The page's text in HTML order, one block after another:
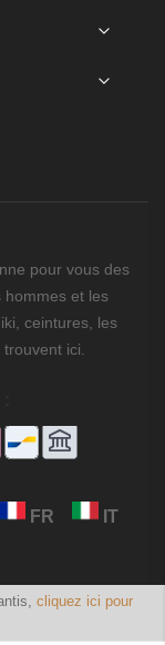
pour vous des
hommes et les
ceintures, les
ici.
FR IT
cliquez ici pour